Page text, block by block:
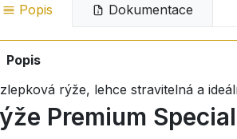
Popis Dokumentace
Popis
rýže, lehce stravitelná a
Premium